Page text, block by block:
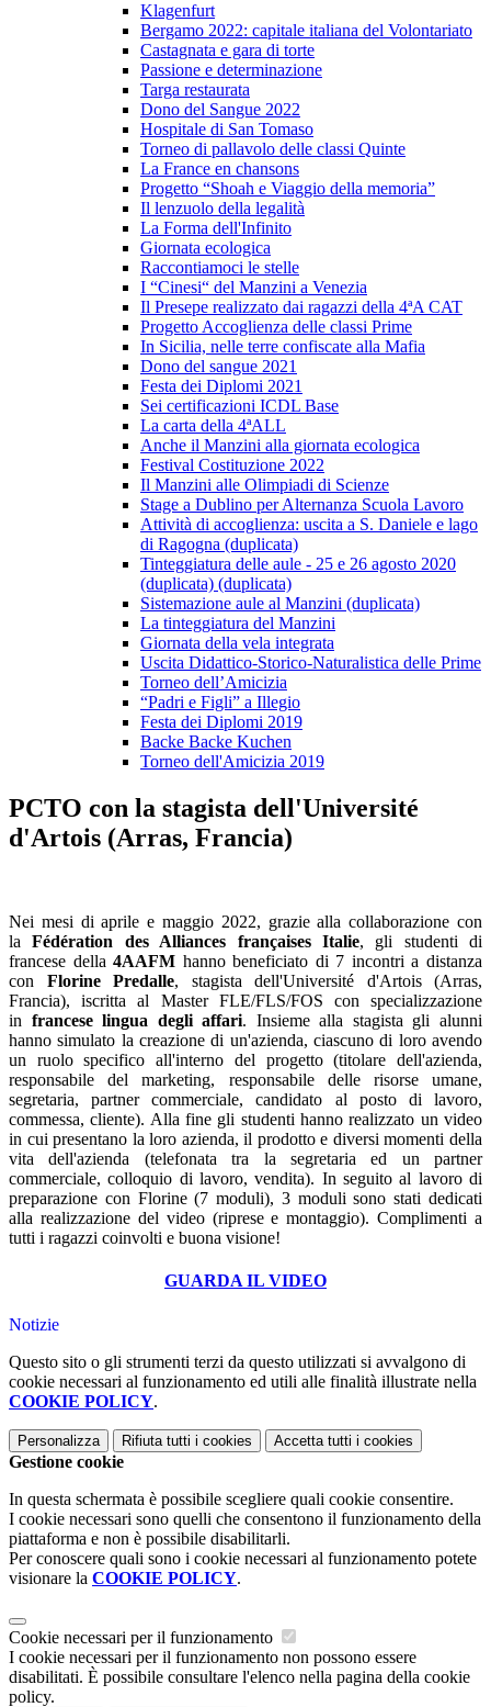
Klagenfurt
Bergamo 2022: capitale italiana del Volontariato
Castagnata e gara di torte
Passione e determinazione
Targa restaurata
Dono del Sangue 2022
Hospitale di San Tomaso
Torneo di pallavolo delle classi Quinte
La France en chansons
Progetto “Shoah e Viaggio della memoria”
Il lenzuolo della legalità
La Forma dell'Infinito
Giornata ecologica
Raccontiamoci le stelle
I “Cinesi“ del Manzini a Venezia
Il Presepe realizzato dai ragazzi della 4ªA CAT
Progetto Accoglienza delle classi Prime
In Sicilia, nelle terre confiscate alla Mafia
Dono del sangue 2021
Festa dei Diplomi 2021
Sei certificazioni ICDL Base
La carta della 4ªALL
Anche il Manzini alla giornata ecologica
Festival Costituzione 2022
Il Manzini alle Olimpiadi di Scienze
Stage a Dublino per Alternanza Scuola Lavoro
Attività di accoglienza: uscita a S. Daniele e lago
di Ragogna (duplicata)
Tinteggiatura delle aule - 25 e 26 agosto 2020
(duplicata) (duplicata)
Sistemazione aule al Manzini (duplicata)
La tinteggiatura del Manzini
Giornata della vela integrata
Uscita Didattico-Storico-Naturalistica delle Prime
Torneo dell’Amicizia
“Padri e Figli” a Illegio
Festa dei Diplomi 2019
Backe Backe Kuchen
Torneo dell'Amicizia 2019
PCTO con la stagista dell'Université
d'Artois (Arras, Francia)
Nei mesi di aprile e maggio 2022, grazie alla collaborazione con
laFédération des Alliances françaises Italie, gli studenti di
francese della4AAFM hanno beneficiato di 7 incontri a distanza
con Florine Predalle, stagista dell'Université d'Artois (Arras,
Francia), iscritta al Master FLE/FLS/FOS con specializzazione
in francese lingua degli affari. Insieme alla stagista gli alunni
hanno simulato la creazione di un'azienda, ciascuno di loro avendo
un ruolo specifico all'interno del progetto (titolare dell'azienda,
responsabile del marketing, responsabile delle risorse umane,
segretaria, partner commerciale, candidato al posto di lavoro,
commessa, cliente). Alla fine gli studenti hanno realizzato un video
in cui presentano la loro azienda, il prodotto e diversi momenti della
vita dell'azienda (telefonata tra la segretaria ed un partner
commerciale, colloquio di lavoro, vendita). In seguito al lavoro di
preparazione con Florine (7 moduli), 3 moduli sono stati dedicati
alla realizzazione del video (riprese e montaggio). Complimenti a
tutti i ragazzi coinvolti e buona visione!
GUARDA IL VIDEO
Notizie
Questo sito o gli strumenti terzi da questo utilizzati si avvalgono di
cookie necessari al funzionamento ed utili alle finalità illustrate nella
COOKIE POLICY.
Personalizza Rifiuta tutti i cookies Accetta tutti i cookies
Gestione cookie
In questa schermata è possibile scegliere quali cookie consentire.
I cookie necessari sono quelli che consentono il funzionamento della
piattaforma e non è possibile disabilitarli.
Per conoscere quali sono i cookie necessari al funzionamento potete
visionare la COOKIE POLICY.
Cookie necessari per il funzionamento
I cookie necessari per il funzionamento non possono essere
disabilitati. È possibile consultare l'elenco nella pagina della cookie
policy.